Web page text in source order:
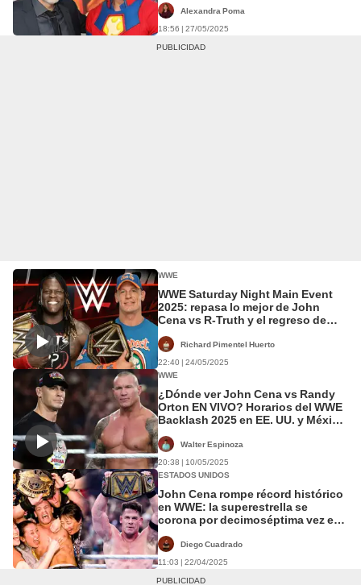
Alexandra Poma
18:56 | 27/05/2025
WWE
WWE Saturday Night Main Event
2025: repasa lo mejor de John
Cena vs R-Truth y el regreso de
Richard Pimentel Huerto
22:40 | 24/05/2025
WWE
¿Dónde ver John Cena vs Randy
Orton EN VIVO? Horarios del WWE
Backlash 2025 en EE. UU. y México
Walter Espinoza
20:38 | 10/05/2025
ESTADOS UNIDOS
John Cena rompe récord histórico
en WWE: la superestrella se
corona por decimoséptima vez en
Diego Cuadrado
11:03 | 22/04/2025